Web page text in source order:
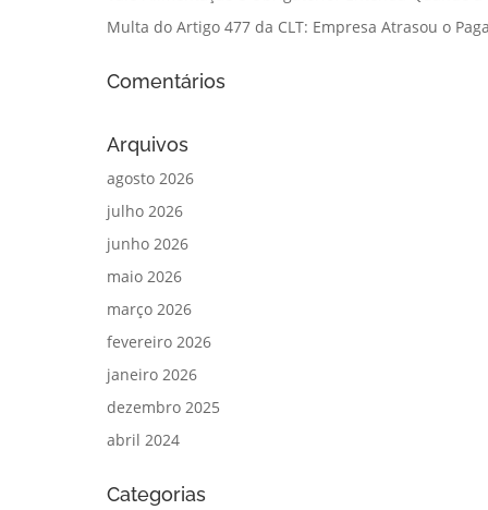
Multa do Artigo 477 da CLT: Empresa Atrasou o
Comentários
Arquivos
agosto 2026
julho 2026
junho 2026
maio 2026
março 2026
fevereiro 2026
janeiro 2026
dezembro 2025
abril 2024
Categorias